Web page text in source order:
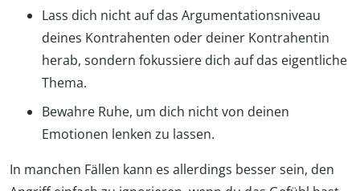
Lass dich nicht auf das Argumentationsniveau
deines Kontrahenten oder deiner Kontrahentin
herab, sondern fokussiere dich auf das eigentliche
Thema.
Bewahre Ruhe, um dich nicht von deinen
Emotionen lenken zu lassen.
In manchen Fällen kann es allerdings besser sein, den